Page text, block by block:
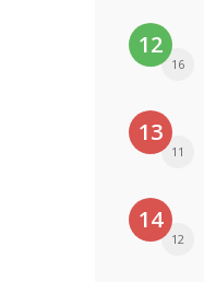
12
16
13
11
14
12